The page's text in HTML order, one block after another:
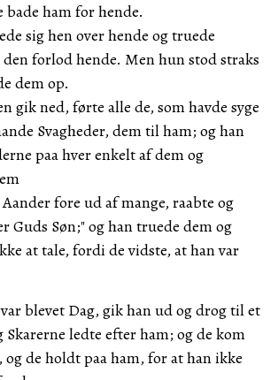
bade ham for hende.
sig hen over hende og truede
den forlod hende. Men hun stod straks
dem op.
gik ned, førte alle de, som havde syge
Svagheder, dem til ham; og han
paa hver enkelt af dem og
Aander fore ud af mange, raabte og
Guds Søn;" og han truede dem og
at tale, fordi de vidste, at han var
blevet Dag, gik han ud og drog til et
Skarerne ledte efter ham; og de kom
de holdt paa ham, for at han ikke